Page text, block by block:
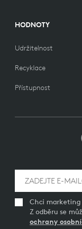
HODNOTY
Udržitelnost
Recyklace
Přístupnost
Chci marketing
Z odběru se
ochrany